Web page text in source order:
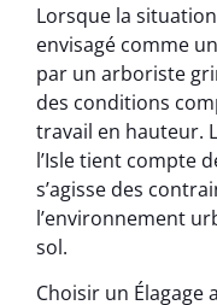
Lorsque la
envisagé comme
par un arboriste
des conditions
travail en hauteur.
l’Isle tient compte
s’agisse des
l’environnement
sol.
Choisir un Élagage